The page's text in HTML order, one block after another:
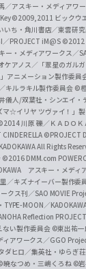
／アスキー・メディアワ
©2009,2011 ビックウ
いち・角川書店／東雲研
PROJECT iM@S ©2012
ー・メディアワークス／
ケアノス／「翠星のガル
アニメーション製作委員
キルラキル製作委員会 ©
儀人/双葉社・シンエイ
マ☆イリヤ ツヴァイ！」
川原 礫／ＫＡＤＯ
©PROJECT
All Rights
©2016 DMM.com
アスキー・メディ
／キズナイーバー製作委
クス刊／SAO MOVIE
MOON／
Reflection PROJECT
ない製作委員会 ©東出祐一
アワークス／GGO
ダヒロ／集英社・ゆらぎ
暁なつめ・三嶋くろね ©